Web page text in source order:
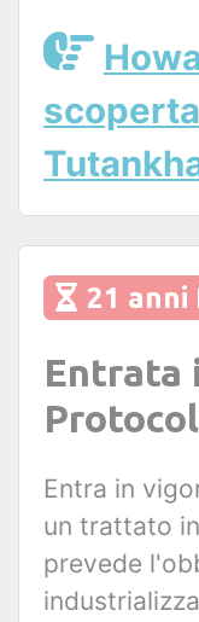
21 anni
Entrata
Entra in
un trattato
prevede